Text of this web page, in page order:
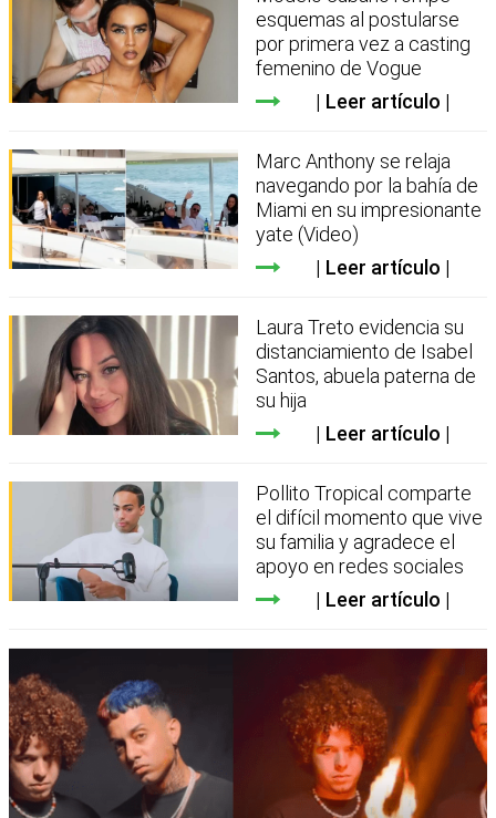
esquemas al postularse
por primera vez a casting
femenino de Vogue
Leer artículo
Marc Anthony se relaja
navegando por la bahía de
Miami en su impresionante
yate (Video)
Leer artículo
Laura Treto evidencia su
distanciamiento de Isabel
Santos, abuela paterna de
su hija
Leer artículo
Pollito Tropical comparte
el difícil momento que vive
su familia y agradece el
apoyo en redes sociales
Leer artículo